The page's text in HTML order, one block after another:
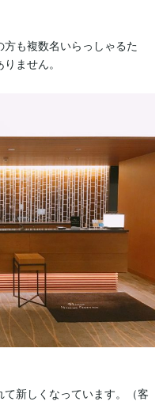
も複数名いらっしゃるた
ません。
新しくなっています。（客